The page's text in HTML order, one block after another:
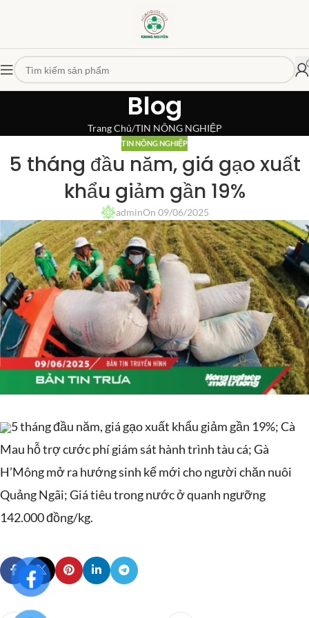
Blog
Trang Chủ TIN NÔNG NGHIỆP
TIN NÔNG NGHIỆP
5 tháng đầu năm, giá gạo xuất
khẩu giảm gần 19%
adminOn 09/06/2025
5 tháng đầu năm, giá gạo xuất khẩu giảm gần 19%; Cà
Mau hỗ trợ cước phí giám sát hành trình tàu cá; Gà
H’Mông mở ra hướng sinh kế mới cho người chăn nuôi
Quảng Ngãi; Giá tiêu trong nước ở quanh ngưỡng
142.000 đồng/kg.